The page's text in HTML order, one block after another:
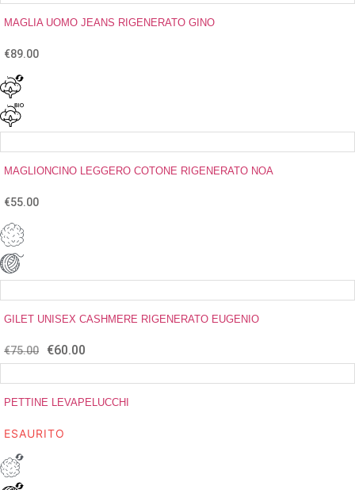
MAGLIA UOMO JEANS RIGENERATO GINO
€89.00
MAGLIONCINO LEGGERO COTONE RIGENERATO NOA
€55.00
GILET UNISEX CASHMERE RIGENERATO EUGENIO
€75.00
Il
prezzo
originale
era:
€60.00
prezzo
attuale
è:
PETTINE LEVAPELUCCHI
ESAURITO